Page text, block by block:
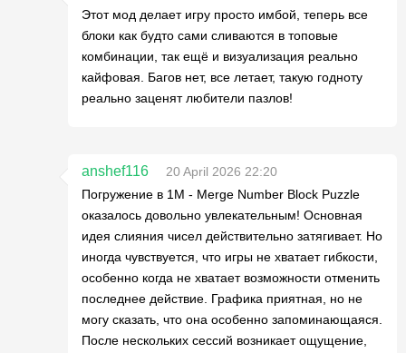
Этот мод делает игру просто имбой, теперь все
блоки как будто сами сливаются в топовые
комбинации, так ещё и визуализация реально
кайфовая. Багов нет, все летает, такую годноту
реально заценят любители пазлов!
anshef116
20 April 2026 22:20
Погружение в 1M - Merge Number Block Puzzle
оказалось довольно увлекательным! Основная
идея слияния чисел действительно затягивает. Но
иногда чувствуется, что игры не хватает гибкости,
особенно когда не хватает возможности отменить
последнее действие. Графика приятная, но не
могу сказать, что она особенно запоминающаяся.
После нескольких сессий возникает ощущение,